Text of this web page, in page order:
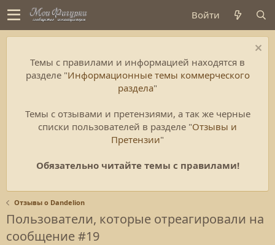
Войти
Темы с правилами и информацией находятся в
разделе "Информационные темы коммерческого
раздела"
Темы с отзывами и претензиями, а так же черные
списки пользователей в разделе "Отзывы и
Претензии"
Обязательно читайте темы с правилами!
Отзывы о Dandelion
Пользователи, которые отреагировали на
сообщение #19